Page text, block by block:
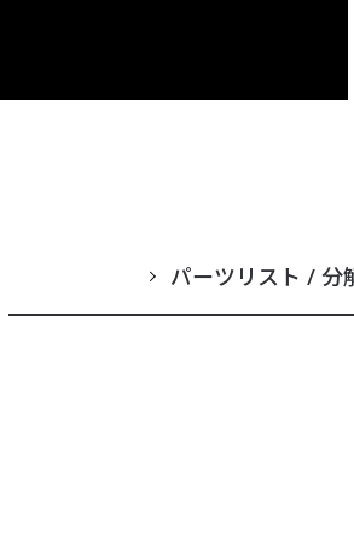
パーツリスト / 分